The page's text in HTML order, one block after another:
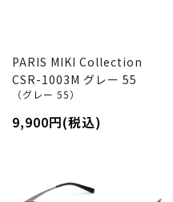
PARIS MIKI Collection
CSR-1003M グレー 55
（グレー 55）
9,900円(税込)